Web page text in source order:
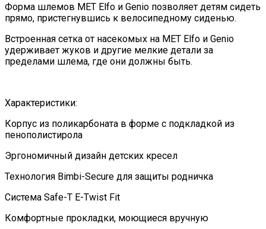
Форма шлемов MET Elfo и Genio позволяет детям сидеть
прямо, пристегнувшись к велосипедному сиденью.
Встроенная сетка от насекомых на MET Elfo и Genio
удерживает жуков и другие мелкие детали за
пределами шлема, где они должны быть.
Характеристики:
Корпус из поликарбоната в форме с подкладкой из
пенополистирола
Эргономичный дизайн детских кресел
Технология Bimbi-Secure для защиты родничка
Система Safe-T E-Twist Fit
Комфортные прокладки, моющиеся вручную